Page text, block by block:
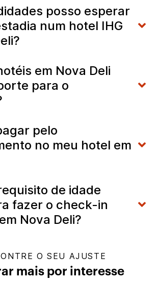
posso esperar
num hotel IHG
em Nova Deli
para o
pelo
no meu hotel em
de idade
fazer o check-in
Nova Deli?
O SEU AJUSTE
mais por interesse